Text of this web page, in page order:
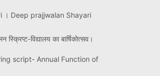
। Deep prajjwalan Shayari
स्क्रिप्ट-विद्यालय का बार्षिकोत्सव।
script- Annual Function of